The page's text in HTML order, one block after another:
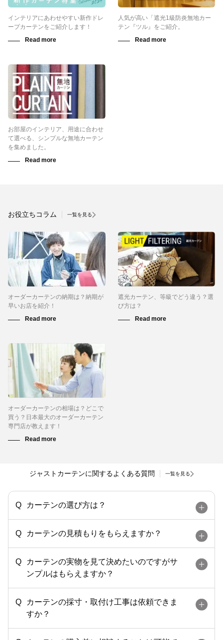
インテリアにあわせやすい新作ドレ
ープカーテンをご紹介します！
人気が高い「遮光1級防炎無地カー
テン『ツル』をご紹介。
お部屋のインテリア、用途に合わせ
て選べる、シンプルな無地カーテン
を集めました。
お役立ちコラム 一覧を見る
オーダーカーテンの納期は？納期が
早いお店を紹介！
遮光カーテン、等級でどう違う？選
び方は？
オーダーカーテンの相場は？どこで
買う？日本最大のオーダーカーテン
専門店が教えます！
ジャストカーテンに関するよくある質問 一覧を見る
カーテンの選び方は？
カーテンの見積もりをもらえますか？
カーテンの実物を見て決めたいのですがサ
ンプルはもらえますか？
カーテンの採寸・取付け工事は依頼できま
すか？